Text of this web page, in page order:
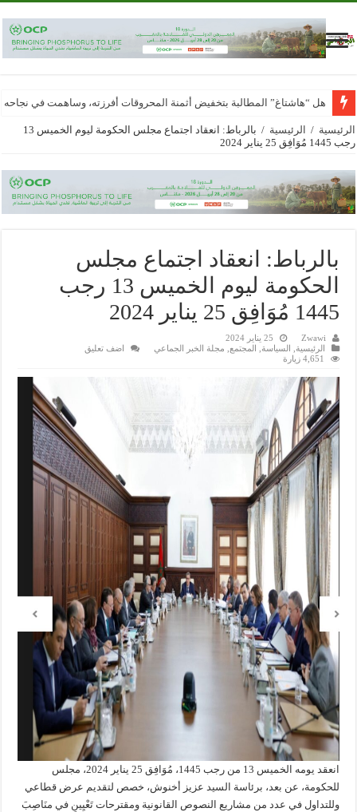
هل “هاشتاغ” المطالبة بتخفيض أثمنة المحروقات أفرزته، وساهمت في
الرئيسية / الرئيسية /
بالرباط: انعقاد اجتماع مجلس الحكومة ليوم الخميس 13
رجب 1445 مُوَافِق 25 يناير 2024
بالرباط: انعقاد اجتماع مجلس
الحكومة ليوم الخميس 13 رجب
1445 مُوَافِق 25 يناير 2024
Zwawi
25 يناير 2024
الرئيسية
السياسة المجتمع مجلة الخبر الجماعي
اضف تعليق
4,651 زيارة
انعقد يومه الخميس 13 من رجب 1445، مُوَافِق 25 يناير 2024، مجلس
للحكومة، عن بعد، برئاسة السيد عزيز أخنوش، خصص لتقديم عرض قطاعي
وللتداول في عدد من مشاريع النصوص القانونية ومقترحات تَعْيِينٍ في منَاصِبَ